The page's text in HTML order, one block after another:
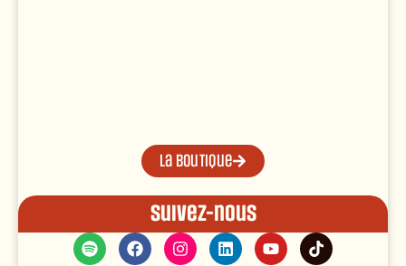
La boutique
Suivez-nous